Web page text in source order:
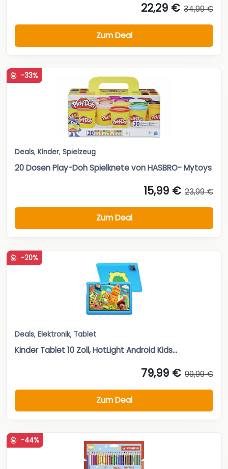
22,29 € 34,99 €
Zum Deal
-33%
Deals, Kinder, Spielzeug
20 Dosen Play-Doh Spielknete von HASBRO- Mytoys
15,99 € 23,99 €
Zum Deal
-20%
Deals, Elektronik, Tablet
Kinder Tablet 10 Zoll, HotLight Android Kids...
79,99 € 99,99 €
Zum Deal
-44%